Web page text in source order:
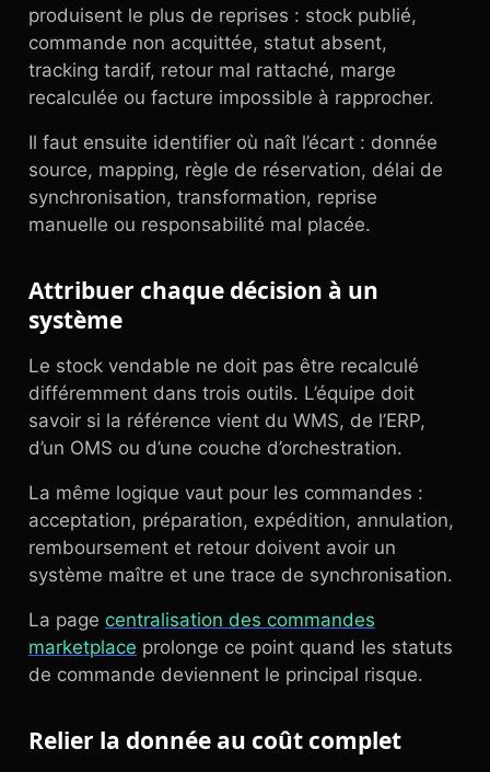
produisent le plus de reprises : stock publié,
commande non acquittée, statut absent,
tracking tardif, retour mal rattaché, marge
recalculée ou facture impossible à rapprocher.
Il faut ensuite identifier où naît l’écart : donnée
source, mapping, règle de réservation, délai de
synchronisation, transformation, reprise
manuelle ou responsabilité mal placée.
Attribuer chaque décision à un
système
Le stock vendable ne doit pas être recalculé
différemment dans trois outils. L’équipe doit
savoir si la référence vient du WMS, de l’ERP,
d’un OMS ou d’une couche d’orchestration.
La même logique vaut pour les commandes :
acceptation, préparation, expédition, annulation,
remboursement et retour doivent avoir un
système maître et une trace de synchronisation.
La page centralisation des commandes
marketplace prolonge ce point quand les statuts
de commande deviennent le principal risque.
Relier la donnée au coût complet